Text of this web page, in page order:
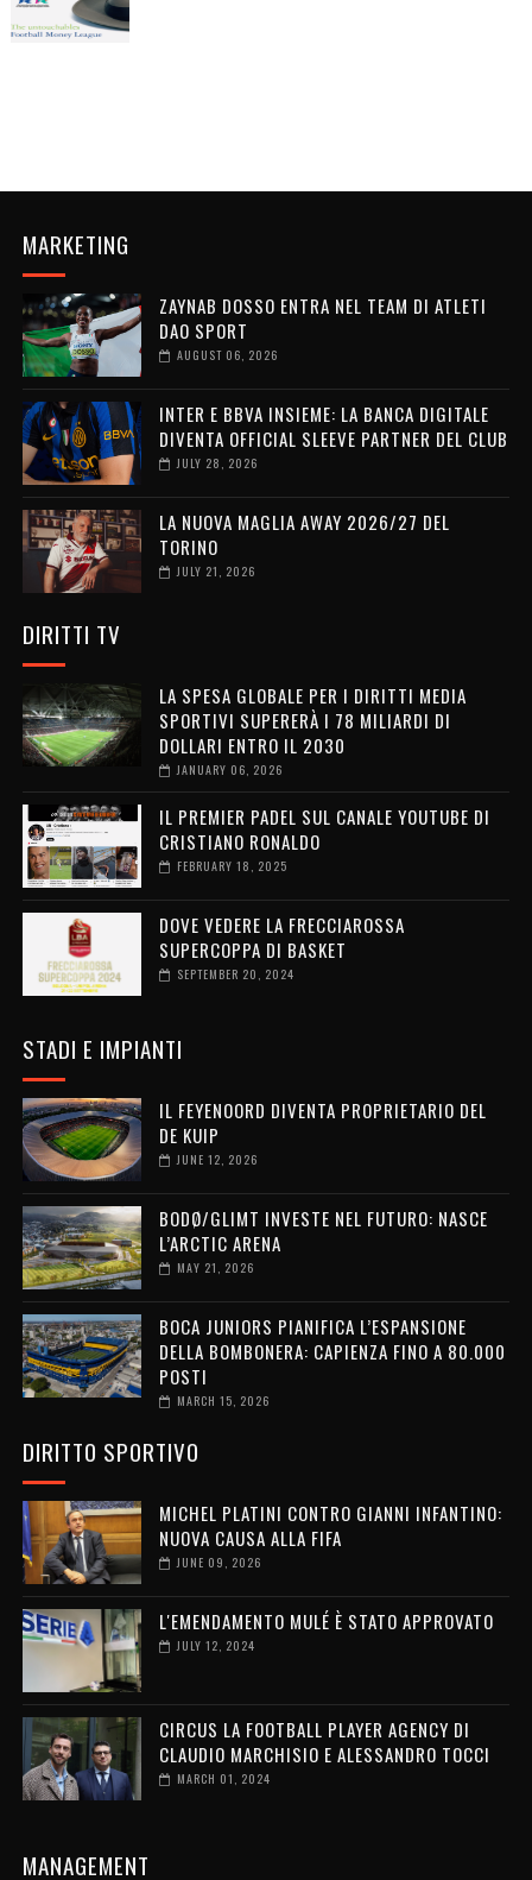
MARKETING
ZAYNAB DOSSO ENTRA NEL TEAM DI ATLETI
DAO SPORT
AUGUST 06, 2026
INTER E BBVA INSIEME: LA BANCA DIGITALE
DIVENTA OFFICIAL SLEEVE PARTNER DEL CLUB
JULY 28, 2026
LA NUOVA MAGLIA AWAY 2026/27 DEL
TORINO
JULY 21, 2026
DIRITTI TV
LA SPESA GLOBALE PER I DIRITTI MEDIA
SPORTIVI SUPERERÀ I 78 MILIARDI DI
DOLLARI ENTRO IL 2030
JANUARY 06, 2026
IL PREMIER PADEL SUL CANALE YOUTUBE DI
CRISTIANO RONALDO
FEBRUARY 18, 2025
DOVE VEDERE LA FRECCIAROSSA
SUPERCOPPA DI BASKET
SEPTEMBER 20, 2024
STADI E IMPIANTI
IL FEYENOORD DIVENTA PROPRIETARIO DEL
DE KUIP
JUNE 12, 2026
BODØ/GLIMT INVESTE NEL FUTURO: NASCE
L’ARCTIC ARENA
MAY 21, 2026
BOCA JUNIORS PIANIFICA L’ESPANSIONE
DELLA BOMBONERA: CAPIENZA FINO A 80.000
POSTI
MARCH 15, 2026
DIRITTO SPORTIVO
MICHEL PLATINI CONTRO GIANNI INFANTINO:
NUOVA CAUSA ALLA FIFA
JUNE 09, 2026
L'EMENDAMENTO MULÉ È STATO APPROVATO
JULY 12, 2024
CIRCUS LA FOOTBALL PLAYER AGENCY DI
CLAUDIO MARCHISIO E ALESSANDRO TOCCI
MARCH 01, 2024
MANAGEMENT